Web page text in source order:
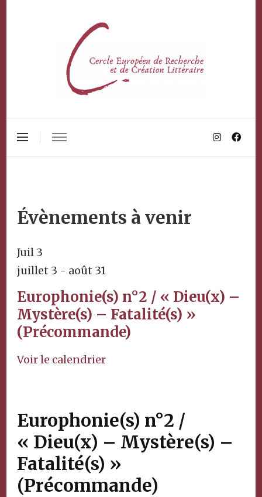
Évènements à venir
Juil 3
juillet 3 - août 31
Europhonie(s) n°2 / « Dieu(x) –
Mystère(s) – Fatalité(s) »
(Précommande)
Voir le calendrier
Europhonie(s) n°2 /
« Dieu(x) – Mystère(s) –
Fatalité(s) »
(Précommande)